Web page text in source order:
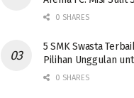
0 SHARES
5 SMK Swasta
Pilihan Unggulan
0 SHARES